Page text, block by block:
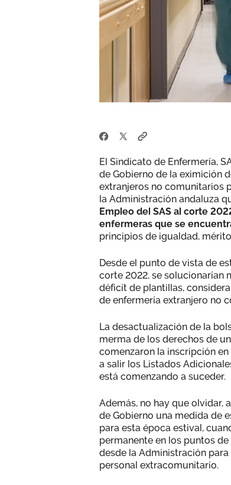
El Sindicato de Enfermería,
de Gobierno de la eximición
extranjeros no comunitarios
la Administración andaluza
Empleo del SAS al corte
enfermeras que se
principios de igualdad,
Desde el punto de vista de
corte 2022, se solucionarían
déficit de plantillas,
de enfermería extranjero no
La desactualización de la
merma de los derechos de
comenzaron la inscripción en
a salir los Listados
está comenzando a suceder.
Además, no hay que olvidar,
de Gobierno una medida de
para esta época estival,
permanente en los puntos
desde la Administración
personal extracomunitario.